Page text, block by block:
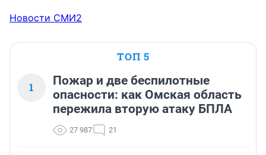
Новости СМИ2
ТОП 5
1
Пожар и две беспилотные
опасности: как Омская область
пережила вторую атаку БПЛА
27 987 21